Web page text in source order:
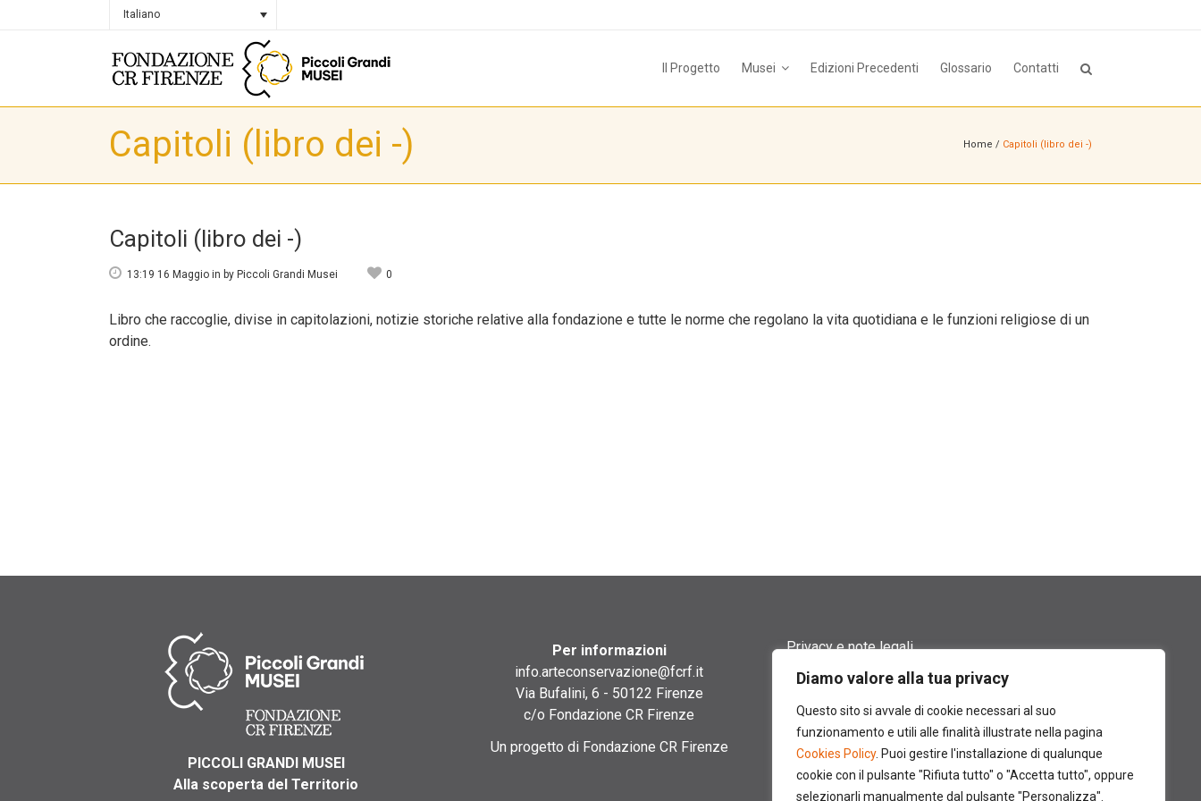
Diamo valore alla tua privacy
Questo sito si avvale di cookie necessari al suo
funzionamento e utili alle finalità illustrate nella pagina
Cookies Policy. Puoi gestire l'installazione di qualunque
cookie con il pulsante "Rifiuta tutto" o "Accetta tutto", oppure
selezionarli manualmente dal pulsante "Personalizza".
Italiano
Il Progetto Musei Edizioni Precedenti Glossario Contatti
Capitoli (libro dei -) Home / Capitoli (libro dei -)
Capitoli (libro dei -)
13:19 16 Maggio in by Piccoli Grandi Musei 0
Libro che raccoglie, divise in capitolazioni, notizie storiche relative alla fondazione e tutte le norme che regolano la vita quotidiana e le funzioni religiose di un
ordine.
PICCOLI GRANDI MUSEI
Alla scoperta del Territorio
Per informazioni
info.arteconservazione@fcrf.it
Via Bufalini, 6 - 50122 Firenze
c/o Fondazione CR Firenze
Un progetto di Fondazione CR Firenze
Privacy e note legali
Termini di utilizzo
Cookie policy
Contatti